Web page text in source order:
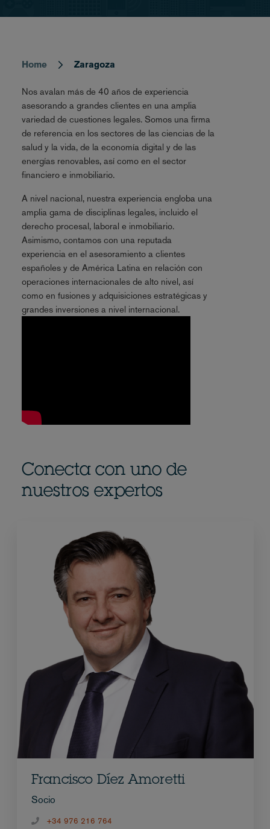
Breadcrumb
Home Zaragoza
Nos avalan más de 40 años de experiencia
asesorando a grandes clientes en una amplia
variedad de cuestiones legales. Somos una firma
de referencia en los sectores de las ciencias de la
salud y la vida, de la economía digital y de las
energías renovables, así como en el sector
financiero e inmobiliario.
A nivel nacional, nuestra experiencia engloba una
amplia gama de disciplinas legales, incluido el
derecho procesal, laboral e inmobiliario.
Asimismo, contamos con una reputada
experiencia en el asesoramiento a clientes
españoles y de América Latina en relación con
operaciones internacionales de alto nivel, así
como en fusiones y adquisiciones estratégicas y
grandes inversiones a nivel internacional.
Conecta con uno de
nuestros expertos
Francisco Díez Amoretti
Socio
+34 976 216 764